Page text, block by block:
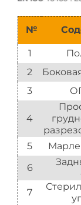
№
1
2
3
4
5
6
7